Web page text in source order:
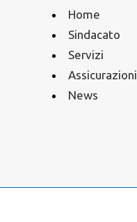
Home
Sindacato
Servizi
Assicurazioni
News